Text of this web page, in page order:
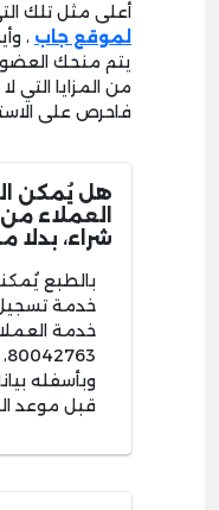
أعلى مثل تلك
لموقع جاب ،
يتم منحك
من المزايا التي
فاحرص على
هل يُمكن
العملاء
شراء، بدلا
بالطبع
خدمة
خدمة
وبأسفله
قبل موعد